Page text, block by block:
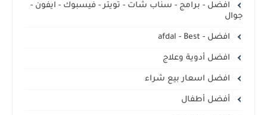
افضل - برامج - سناب شات - تويتر - فيسبوك - ايفون -
جوال
افضل - afdal - Best
افضل أدوية وعلاج
افضل اسعار بيع شراء
أفضل أطفال